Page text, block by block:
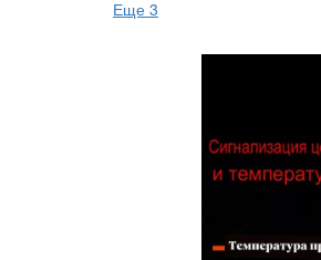
Еще 3